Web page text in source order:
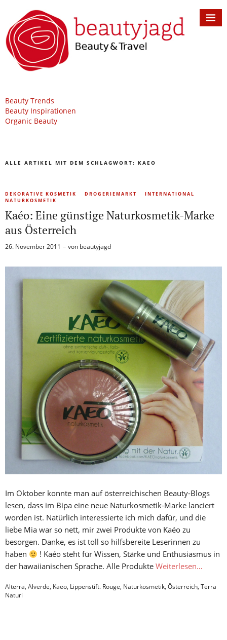
Beauty Trends
Beauty Inspirationen
Organic Beauty
ALLE ARTIKEL MIT DEM SCHLAGWORT: KAEO
DEKORATIVE KOSMETIK DROGERIEMARKT
INTERNATIONAL
NATURKOSMETIK
Kaéo: Eine günstige Naturkosmetik-Marke
aus Österreich
26. November 2011 von beautyjagd
Im Oktober konnte man auf österreichischen Beauty-Blogs
lesen, dass im Bipa eine neue Naturkosmetik-Marke lanciert
worden ist. Natürlich interessierte ich mich dafür, und die
liebe Mia war so nett, mir zwei Produkte von Kaéo zu
besorgen. Danke, es ist toll so hilfsbereite Leserinnen zu
haben
! Kaéo steht für Wissen, Stärke und Enthusiasmus in
der hawaiianischen Sprache. Alle Produkte Weiterlesen…
Alterra, Alverde, Kaeo, Lippenstift. Rouge, Naturkosmetik, Österreich, Terra
Naturi